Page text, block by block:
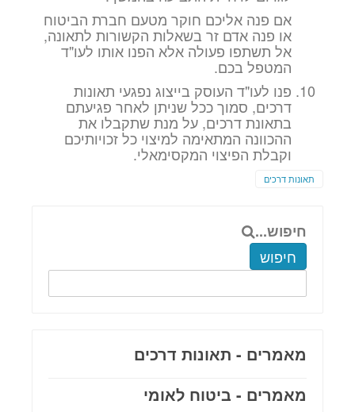
אם פנה אליכם חוקר מטעם חברת הביטוח
או פנה אדם זר בשאלות הקשורות לתאונה,
אל תשתפו פעולה אלא הפנו אותו לעו"ד
המטפל בכם.
פנו לעו"ד העוסק בייצוג נפגעי תאונות
דרכים, סמוך ככל שניתן לאחר פגיעתם
בתאונת דרכים, על מנת שתקבלו את
ההכוונה המתאימה למיצוי כל זכויותיכם
וקבלת הפיצוי המקסימאלי.
תאונות דרכים
חיפוש...
חיפוש
מאמרים - תאונות דרכים
מאמרים - ביטוח לאומי